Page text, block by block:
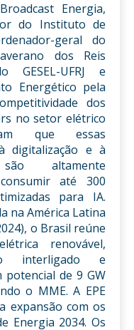
Energia,
do Instituto de
geral do
dos Reis
GESEL-UFRJ e
Energético pela
dos
no setor elétrico
que essas
digitalização e à
altamente
até 300
para IA.
na América Latina
o Brasil reúne
renovável,
interligado e
de 9 GW
o MME. A EPE
expansão com os
Energia 2034. Os